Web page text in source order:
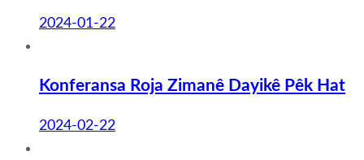
2024-01-22
Konferansa Roja Zimanê Dayikê Pêk Hat
2024-02-22